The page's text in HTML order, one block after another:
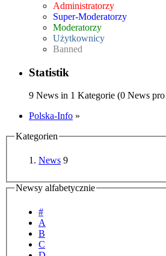
Administratorzy
Super-Moderatorzy
Moderatorzy
Użytkownicy
Banned
Statistik
9 News in 1 Kategorie (0 News
Polska-Info »
Kategorien
News 9
Newsy alfabetycznie
#
A
B
C